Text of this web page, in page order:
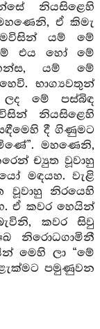
නියසිළෙහි
ඒ කිමැ
යම් මේ
එය හෝ මේ
යම් මේ
භාග්‍යවතුන්
මේ පස්බිඳ
නියසිළෙහි
දී ගිණුමට
මහණෙනි,
ච්‍යුත වූවාහු
මඳයහ. වැළි
නිරයෙහි
ඒ කවර හෙයින්
කවර සිවු
නිරොධගාමිනී
මෙහි ලා “මේ
පමුණුවන